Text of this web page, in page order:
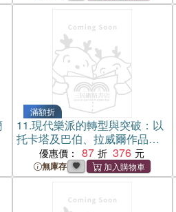
滿額折
11.現代樂派的轉型與突破：以
托卡塔及巴伯、拉威爾作品為
例（簡體書）
優惠價： 87 376
無庫存